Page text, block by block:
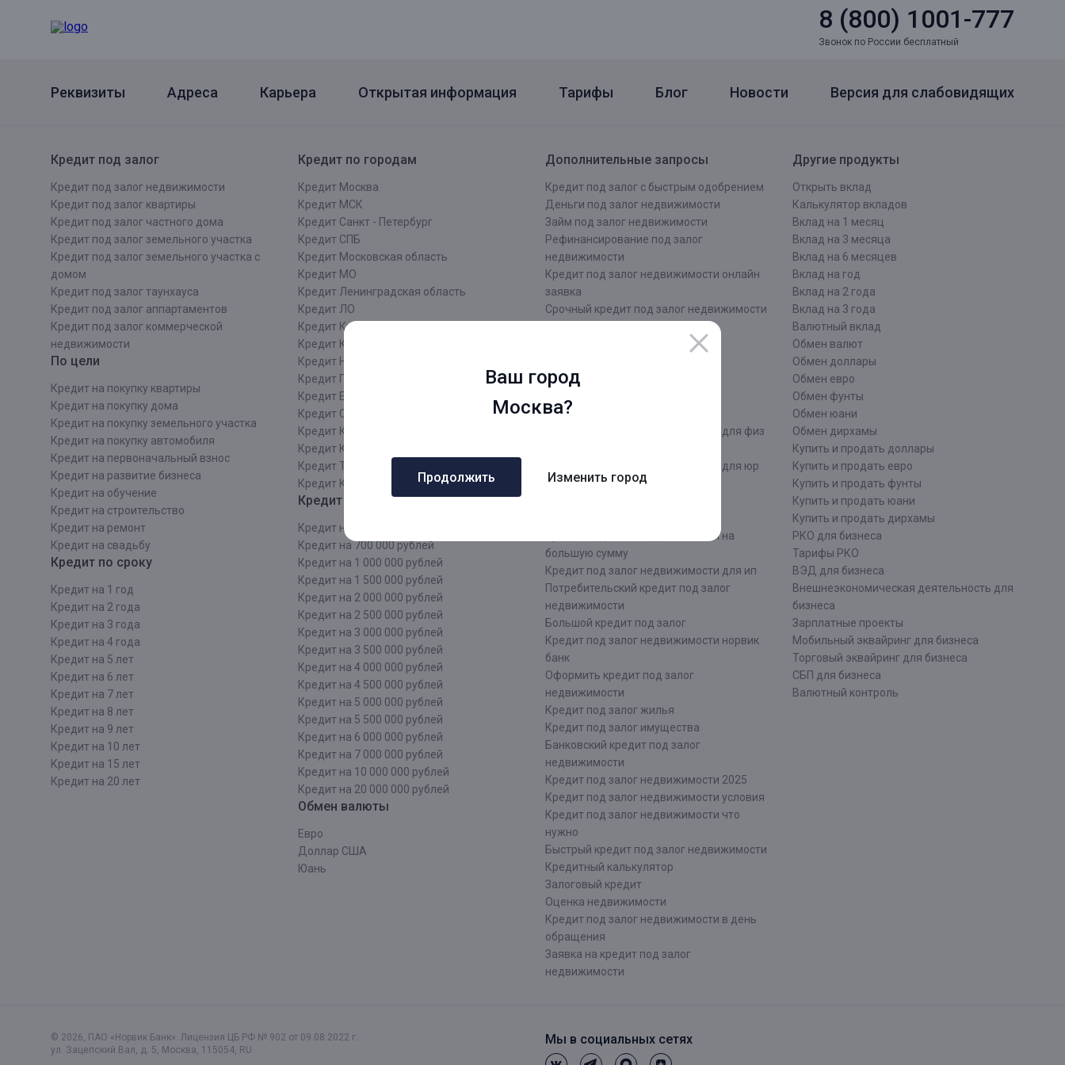
Ваш город
Москва?
Продолжить Изменить город
Онлайн
Удаленная идентификация
8 (800) 1001-777
Звонок по России бесплатный
Реквизиты Адреса Карьера Открытая информация Тарифы Блог Новости Версия для слабовидящих
Кредит под залог
Кредит под залог недвижимости
Кредит под залог квартиры
Кредит под залог частного дома
Кредит под залог земельного участка
Кредит под залог земельного участка с
домом
Кредит под залог таунхауса
Кредит под залог аппартаментов
Кредит под залог коммерческой
недвижимости
По цели
Кредит на покупку квартиры
Кредит на покупку дома
Кредит на покупку земельного участка
Кредит на покупку автомобиля
Кредит на первоначальный взнос
Кредит на развитие бизнеса
Кредит на обучение
Кредит на строительcтво
Кредит на ремонт
Кредит на свадьбу
Кредит по сроку
Кредит на 1 год
Кредит на 2 года
Кредит на 3 года
Кредит на 4 года
Кредит на 5 лет
Кредит на 6 лет
Кредит на 7 лет
Кредит на 8 лет
Кредит на 9 лет
Кредит на 10 лет
Кредит на 15 лет
Кредит на 20 лет
Кредит по городам
Кредит Москва
Кредит МСК
Кредит Санкт - Петербург
Кредит СПБ
Кредит Московская область
Кредит МО
Кредит Ленинградская область
Кредит ЛО
Кредит Киров
Кредит Кировская область
Кредит Нижний Новгород
Кредит Пермь
Кредит Екатеринбург
Кредит Сочи
Кредит Краснодар
Кредит Казань
Кредит Татарстан
Кредит Калининград
Кредит по сумме
Кредит на 500 000 рублей
Кредит на 700 000 рублей
Кредит на 1 000 000 рублей
Кредит на 1 500 000 рублей
Кредит на 2 000 000 рублей
Кредит на 2 500 000 рублей
Кредит на 3 000 000 рублей
Кредит на 3 500 000 рублей
Кредит на 4 000 000 рублей
Кредит на 4 500 000 рублей
Кредит на 5 000 000 рублей
Кредит на 5 500 000 рублей
Кредит на 6 000 000 рублей
Кредит на 7 000 000 рублей
Кредит на 10 000 000 рублей
Кредит на 20 000 000 рублей
Обмен валюты
Евро
Доллар США
Юань
Дополнительные запросы
Кредит под залог с быстрым одобрением
Деньги под залог недвижимости
Займ под залог недвижимости
Рефинансирование под залог
недвижимости
Кредит под залог недвижимости онлайн
заявка
Срочный кредит под залог недвижимости
документы
недвижимости
Кредит под залог недвижимости для физ
Кредит под залог недвижимости для юр
лица
Кредит под залог недвижимости на
большую сумму
Кредит под залог недвижимости для ип
Потребительский кредит под залог
недвижимости
Большой кредит под залог
Кредит под залог недвижимости норвик
банк
Оформить кредит под залог
недвижимости
Кредит под залог жилья
Кредит под залог имущества
Банковский кредит под залог
недвижимости
Кредит под залог недвижимости 2025
Кредит под залог недвижимости условия
Кредит под залог недвижимости что
нужно
Быстрый кредит под залог недвижимости
Кредитный калькулятор
Залоговый кредит
Оценка недвижимости
Кредит под залог недвижимости в день
обращения
Заявка на кредит под залог
недвижимости
Другие продукты
Открыть вклад
Калькулятор вкладов
Вклад на 1 месяц
Вклад на 3 месяца
Вклад на 6 месяцев
Вклад на год
Вклад на 2 года
Вклад на 3 года
Валютный вклад
Обмен валют
Обмен доллары
Обмен евро
Обмен фунты
Обмен юани
Обмен дирхамы
Купить и продать доллары
Купить и продать евро
Купить и продать фунты
Купить и продать юани
Купить и продать дирхамы
РКО для бизнеса
Тарифы РКО
ВЭД для бизнеса
Внешнеэкономическая деятельность для
бизнеса
Зарплатные проекты
Мобильный эквайринг для бизнеса
Торговый эквайринг для бизнеса
СБП для бизнеса
Валютный контроль
© 2026, ПАО «Норвик Банк». Лицензия ЦБ РФ № 902 от 09.08.2022 г.
ул. Зацепский Вал, д. 5, Москва, 115054, RU
Мы в социальных сетях